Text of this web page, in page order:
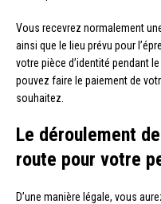
Vous recevrez normalement
ainsi que le lieu prévu pour
votre pièce d’identité pendant
pouvez faire le paiement de
souhaitez.
Le déroulement
route pour votre
D’une manière légale, vous